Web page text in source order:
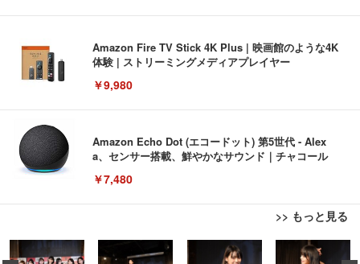
Amazon Fire TV Stick 4K Plus | 映画館のような4K
体験 | ストリーミングメディアプレイヤー
￥9,980
Amazon Echo Dot (エコードット) 第5世代 - Alex
a、センサー搭載、鮮やかなサウンド｜チャコール
￥7,480
>> もっと見る
[EdoErgo] オフィスチェア 椅子 テレワーク 疲れな
EIZO ビジネス向けプレミアムモニター | FlexScan
Amazonベーシック ペットシーツ 薄型 レギュラー 1